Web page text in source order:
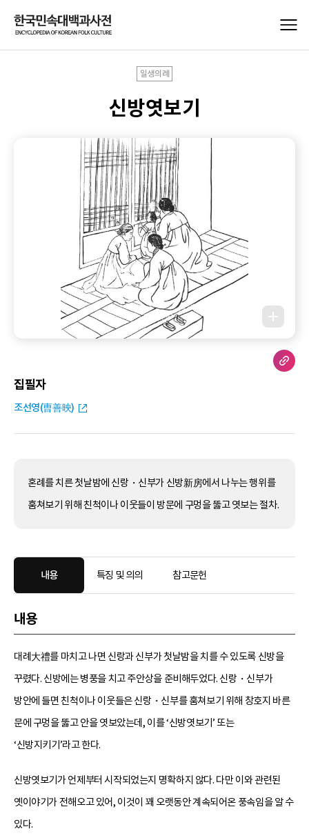
일생의례
신방엿보기
집필자
조선영(曺善映)
혼례를 치른 첫날밤에 신랑・신부가 신방新房에서 나누는 행위를
훔쳐보기 위해 친척이나 이웃들이 방문에 구멍을 뚫고 엿보는 절차.
내용 특징 및 의의 참고문헌
내용
대례大禮를 마치고 나면 신랑과 신부가 첫날밤을 치를 수 있도록 신방을
꾸렸다. 신방에는 병풍을 치고 주안상을 준비해두었다. 신랑・신부가
방안에 들면 친척이나 이웃들은 신랑・신부를 훔쳐보기 위해 창호지 바른
문에 구멍을 뚫고 안을 엿보았는데, 이를 ‘신방엿보기’ 또는
‘신방지키기’라고 한다.
신방엿보기가 언제부터 시작되었는지 명확하지 않다. 다만 이와 관련된
옛이야기가 전해오고 있어, 이것이 꽤 오랫동안 계속되어온 풍속임을 알 수
있다.